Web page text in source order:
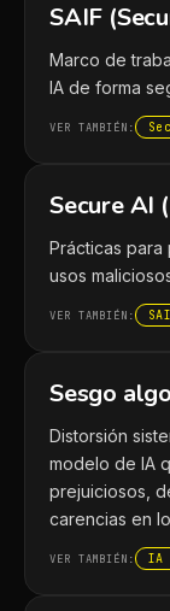
SAIF
Marco de
IA de forma
VER TAMBIÉN:
Secure AI
Prácticas para
usos
VER TAMBIÉN:
Sesgo
Distorsión
modelo de IA
prejuiciosos,
carencias en
VER TAMBIÉN: IA